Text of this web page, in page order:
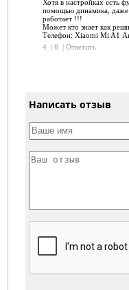
Хотя в настройках есть
помощью динамика, даже
работает !!!
Может кто знает как
Телефон: Xiaomi Mi A1
4 | 6 | Ответить
Написать отзыв